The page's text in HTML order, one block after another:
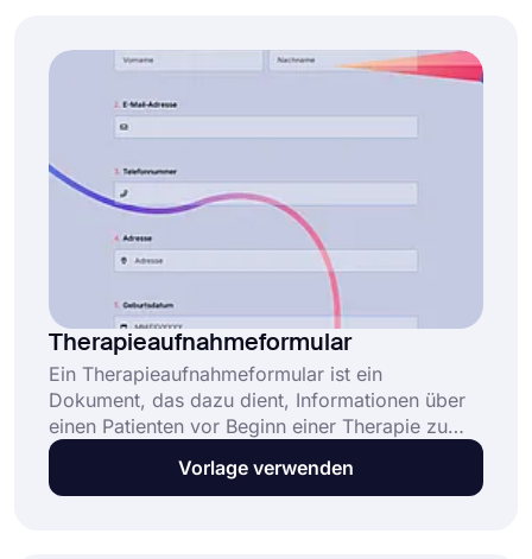
psychische Gesundheit wurde erstellt, um
Klinikern dabei zu helfen, den
Datenerfassungsprozess zu rationalisieren und
effizienter zu behandeln.
Therapieaufnahmeformular
Ein Therapieaufnahmeformular ist ein
Dokument, das dazu dient, Informationen über
einen Patienten vor Beginn einer Therapie zu
sammeln. Das Formular kann von Therapeuten,
Beratern oder Psychologen verwendet werden,
Vorlage verwenden